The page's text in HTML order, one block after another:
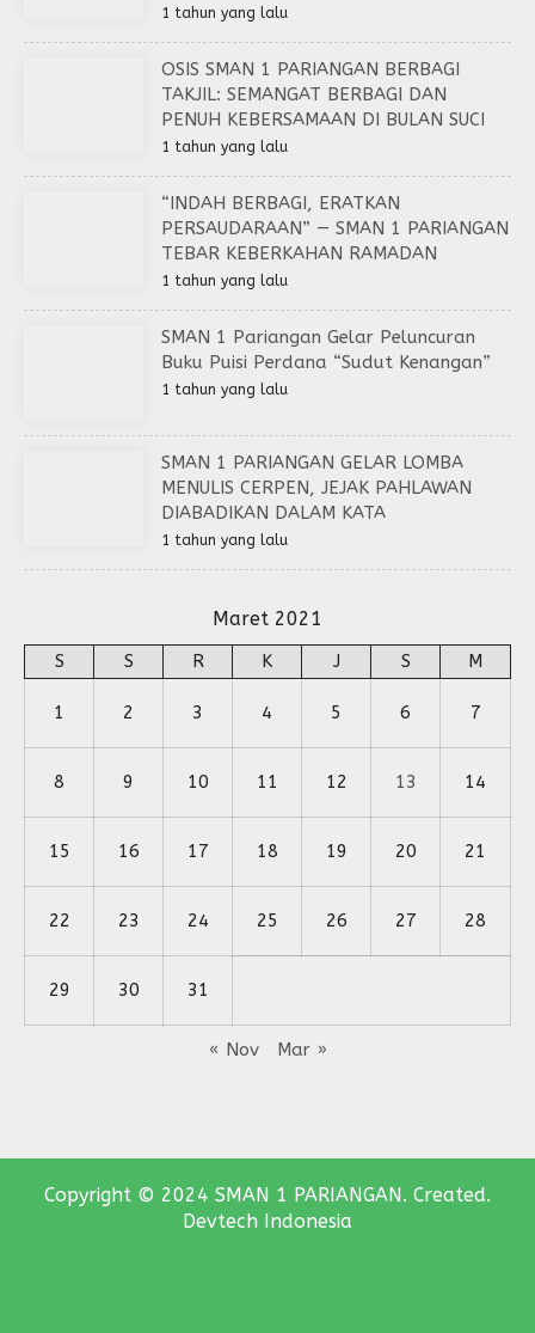
1 tahun yang lalu
OSIS SMAN 1 PARIANGAN BERBAGI
TAKJIL: SEMANGAT BERBAGI DAN
PENUH KEBERSAMAAN DI BULAN SUCI
1 tahun yang lalu
“INDAH BERBAGI, ERATKAN
PERSAUDARAAN” — SMAN 1 PARIANGAN
TEBAR KEBERKAHAN RAMADAN
1 tahun yang lalu
SMAN 1 Pariangan Gelar Peluncuran
Buku Puisi Perdana “Sudut Kenangan”
1 tahun yang lalu
SMAN 1 PARIANGAN GELAR LOMBA
MENULIS CERPEN, JEJAK PAHLAWAN
DIABADIKAN DALAM KATA
1 tahun yang lalu
Maret 2021
S S R K J S M
1 2 3 4 5 6 7
8 9 10 11 12 13 14
15 16 17 18 19 20 21
22 23 24 25 26 27 28
29 30 31
« Nov Mar »
Copyright © 2024 SMAN 1 PARIANGAN. Created.
Devtech Indonesia